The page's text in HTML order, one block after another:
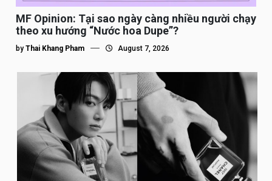
MF Opinion: Tại sao ngày càng nhiều người chạy
theo xu hướng “Nước hoa Dupe”?
by Thai Khang Pham August 7, 2026